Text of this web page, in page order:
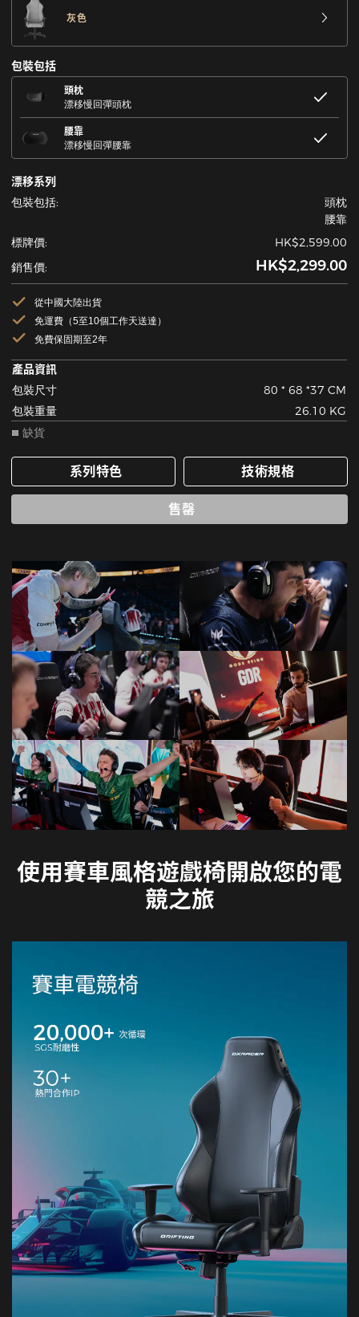
灰色
包裝包括
頭枕
漂移慢回彈頭枕
腰靠
漂移慢回彈腰靠
漂移系列
包裝包括:
頭枕
腰靠
標牌價:
HK$2,599.00
銷售價:
HK$2,299.00
從中國大陸出貨
免運費（5至10個工作天送達）
免費保固期至2年
產品資訊
包裝尺寸
80 * 68 *37 CM
包裝重量
26.10 KG
缺貨
系列特色 技術規格
售罄
使用賽車風格遊戲椅開啟您的電
競之旅